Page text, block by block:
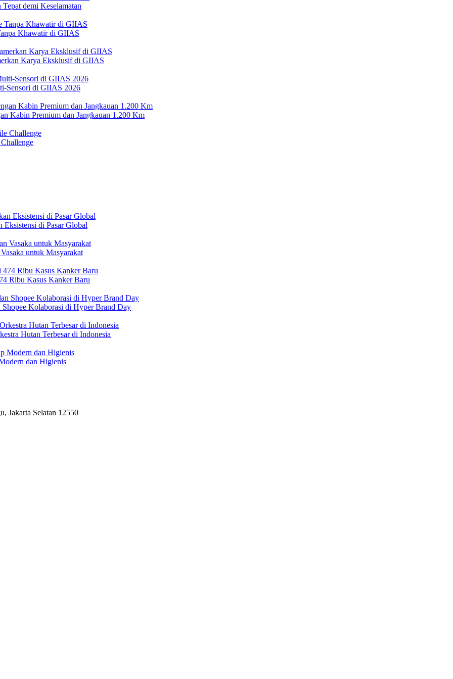
demi Keselamatan
Khawatir di GIIAS
Karya Eksklusif di GIIAS
Sensori di GIIAS 2026
Kabin Premium dan Jangkauan 1.200 Km
di Pasar Global
untuk Masyarakat
Ribu Kasus Kanker Baru
Kolaborasi di Hyper Brand Day
Hutan Terbesar di Indonesia
dan Higienis
Jakarta Selatan 12550